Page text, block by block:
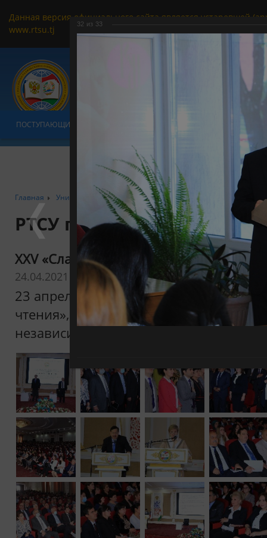
Данная версия официального сайта является устаревшей
www.rtsu.tj
ПОСТУПАЮЩИМ
Главная Университет РТСУ в формате фотообъектива XXV
РТСУ глазами фотографа
XXV «Славянские чтения» (2021 год)
24.04.2021
23 апреля 2021 года в РТСУ
чтения», посвященные как 30-летию
независимости Таджикистана, так и
32 из 33